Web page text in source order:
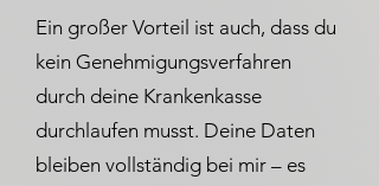
Ein großer Vorteil ist auch, dass du
kein Genehmigungsverfahren
durch deine Krankenkasse
durchlaufen musst. Deine Daten
bleiben vollständig bei mir – es